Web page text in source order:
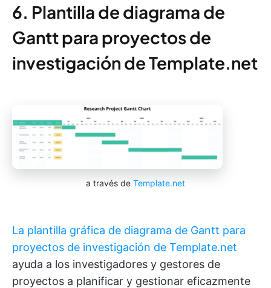
6. Plantilla de diagrama de
Gantt para proyectos de
investigación de Template.net
a través de Template.net
La plantilla gráfica de diagrama de Gantt para
proyectos de investigación de Template.net
ayuda a los investigadores y gestores de
proyectos a planificar y gestionar eficazmente